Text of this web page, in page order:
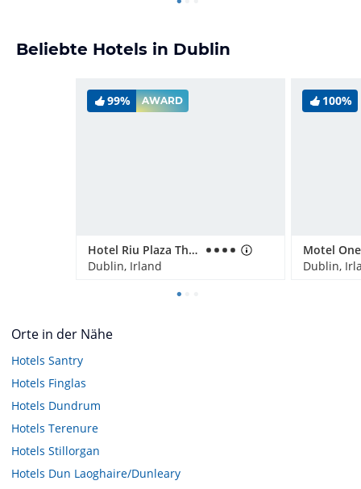
Beliebte Hotels in Dublin
99% AWARD
Hotel Riu Plaza The Gresham Dublin
Dublin, Irland
100%
Motel
Dublin,
Orte in der Nähe
Hotels Santry
Hotels Finglas
Hotels Dundrum
Hotels Terenure
Hotels Stillorgan
Hotels Dun Laoghaire/Dunleary